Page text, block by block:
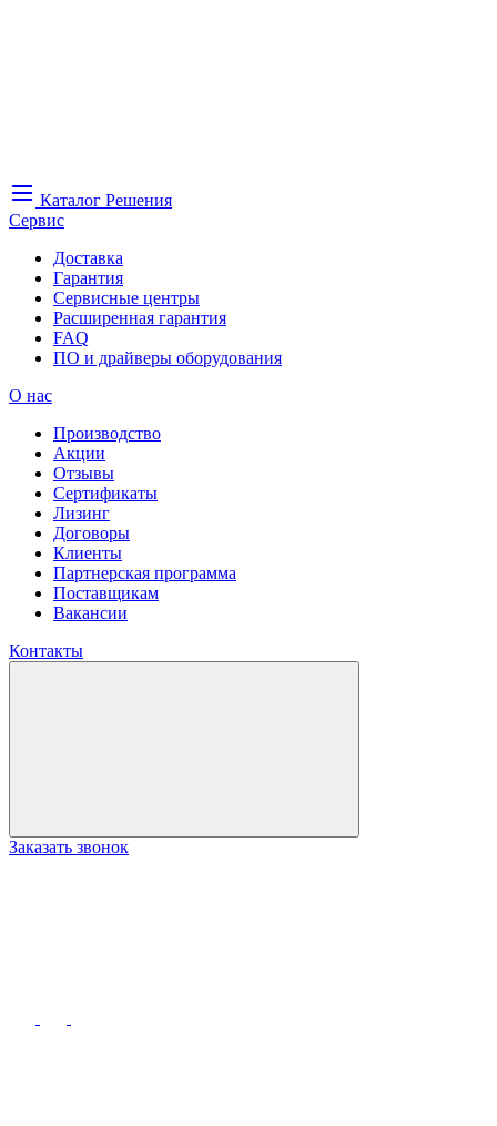
Каталог Решения
Сервис
Доставка
Гарантия
Сервисные центры
Расширенная гарантия
FAQ
ПО и драйверы оборудования
О нас
Производство
Акции
Отзывы
Сертификаты
Лизинг
Договоры
Клиенты
Партнерская программа
Поставщикам
Вакансии
Контакты
Заказать звонок